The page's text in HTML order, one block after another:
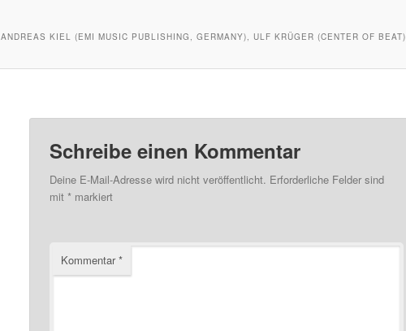
ANDREAS KIEL (EMI MUSIC PUBLISHING, GERMANY), ULF KRÜGER (CENTER OF BEAT)
Schreibe einen Kommentar
Deine E-Mail-Adresse wird nicht veröffentlicht. Erforderliche Felder sind
mit *markiert
Kommentar*